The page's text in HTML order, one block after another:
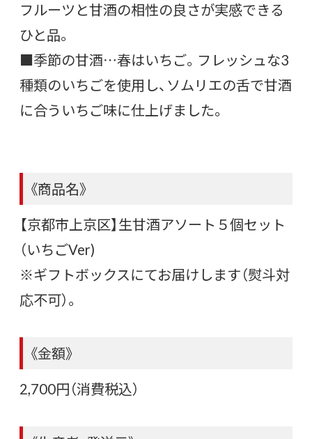
フルーツと甘酒の相性の良さが実感できる
ひと品。
■季節の甘酒…春はいちご。フレッシュな3
種類のいちごを使用し、ソムリエの舌で甘酒
に合ういちご味に仕上げました。
《商品名》
【京都市上京区】生甘酒アソート５個セット
（いちごVer)
※ギフトボックスにてお届けします（熨斗対
応不可）。
《金額》
2,700円（消費税込）